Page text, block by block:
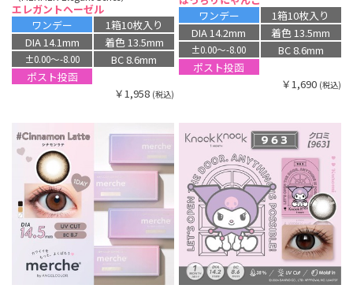
エレガントヘーゼル
ワンデー
1箱10枚入り
DIA 14.1mm
着色 13.5mm
±0.00〜-8.00
BC 8.6mm
ポスト投函
￥1,958 (税込)
ワンデー
1箱10枚入り
DIA 14.2mm
着色 13.5mm
±0.00〜-8.00
BC 8.6mm
ポスト投函
￥1,690 (税込)